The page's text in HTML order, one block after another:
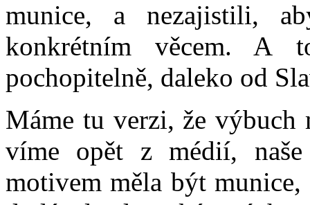
munice, a nezajistili,
konkrétním věcem. A
pochopitelně, daleko od
Máme tu verzi, že výbuch
víme opět z médií,
motivem měla být